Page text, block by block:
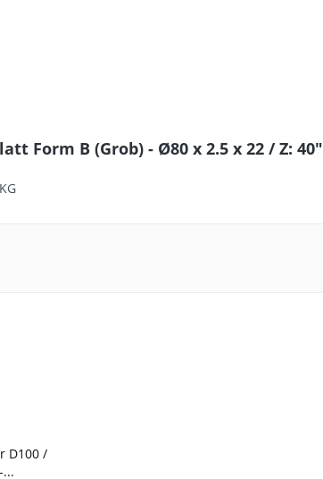
Form B (Grob) - Ø80 x 2.5 x 22 / Z: 40"
D100 /
...